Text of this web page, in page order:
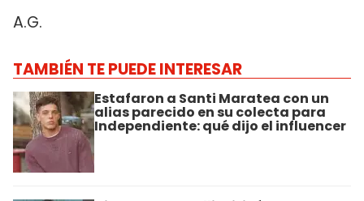
A.G.
TAMBIÉN TE PUEDE INTERESAR
Estafaron a Santi Maratea con un
alias parecido en su colecta para
Independiente: qué dijo el influencer